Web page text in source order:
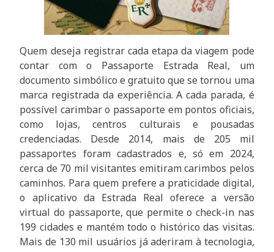
Quem deseja registrar cada etapa da viagem pode
contar com o Passaporte Estrada Real, um
documento simbólico e gratuito que se tornou uma
marca registrada da experiência. A cada parada, é
possível carimbar o passaporte em pontos oficiais,
como lojas, centros culturais e pousadas
credenciadas. Desde 2014, mais de 205 mil
passaportes foram cadastrados e, só em 2024,
cerca de 70 mil visitantes emitiram carimbos pelos
caminhos. Para quem prefere a praticidade digital,
o aplicativo da Estrada Real oferece a versão
virtual do passaporte, que permite o check-in nas
199 cidades e mantém todo o histórico das visitas.
Mais de 130 mil usuários já aderiram à tecnologia,